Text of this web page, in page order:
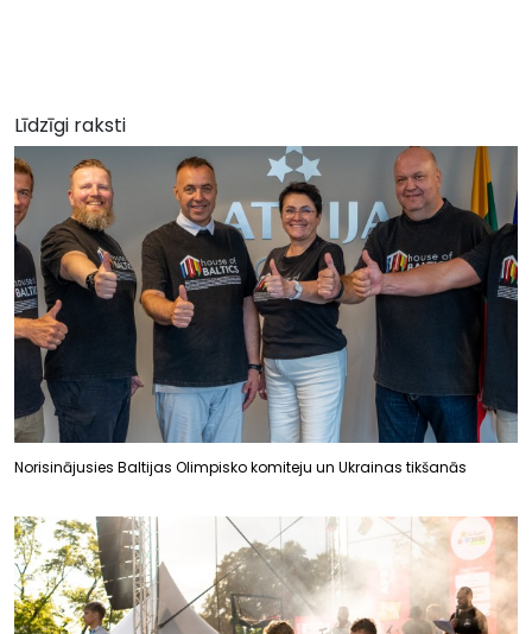
Līdzīgi raksti
Norisinājusies Baltijas Olimpisko komiteju un Ukrainas tikšanās